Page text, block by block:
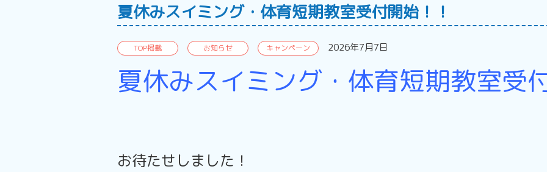
夏休みスイミング・体育短期教室受付開始！！
TOP掲載 お知らせ キャンペーン 2026年7月7日
夏休みスイミング・体育短期教室受
お待たせしました！